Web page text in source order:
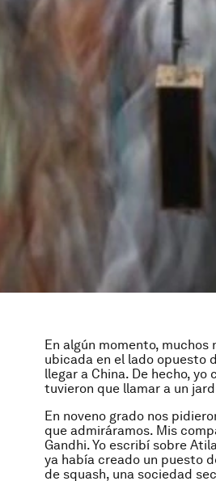
En algún momento,
ubicada en el lado opuesto
llegar a China. De hecho,
tuvieron que llamar a un
En noveno grado nos
que admiráramos. Mis
Gandhi. Yo escribí sobre
ya había creado un puesto
de squash, una sociedad